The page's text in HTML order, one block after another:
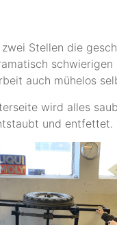
Stellen die
auch mühelos
wird alles
und entfettet.